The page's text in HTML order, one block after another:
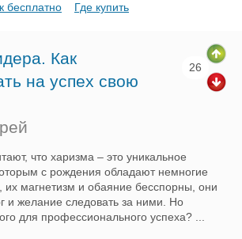
бесплатно Где купить
Как
на успех свою
26
что харизма – это уникальное
с рождения обладают немногие
их магнетизм и обаяние бесспорны, они
и желание следовать за ними. Но
для профессионального успеха?